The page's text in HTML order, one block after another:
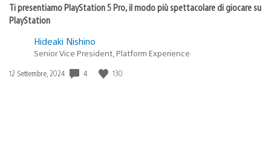
Ti presentiamo PlayStation 5 Pro, il modo più spettacolare di giocare su
PlayStation
Hideaki Nishino
Senior Vice President, Platform Experience
Data
12 Settembre, 2024 4 130